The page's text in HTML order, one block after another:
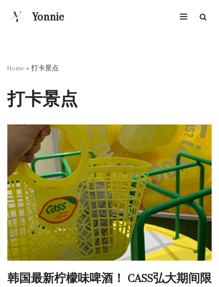
Yonnie
Home » 打卡景点
打卡景点
韩国最新柠檬味啤酒！ CASS弘大期间限